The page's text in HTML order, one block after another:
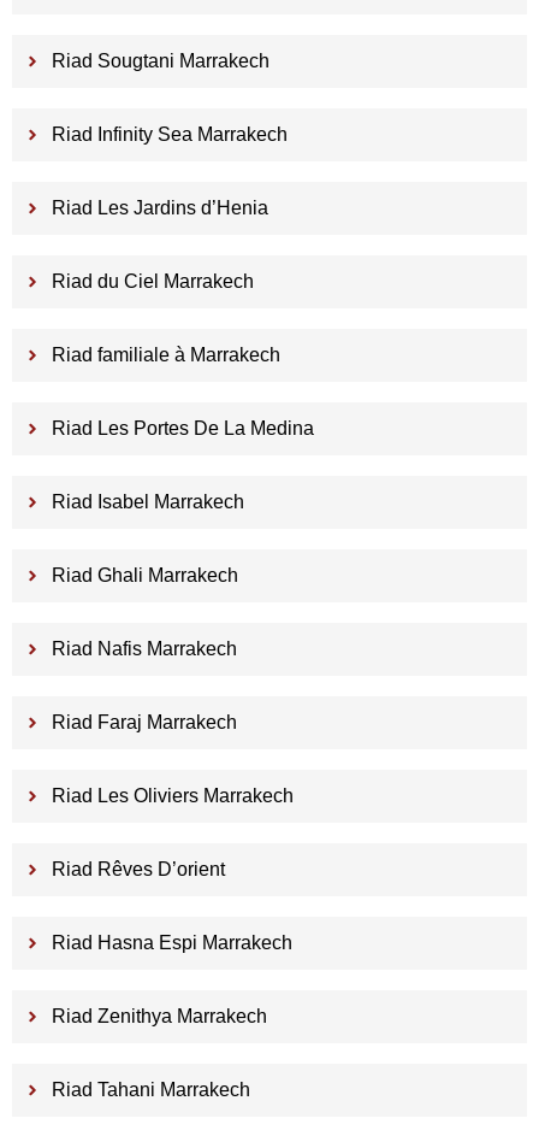
Riad Sougtani Marrakech
Riad Infinity Sea Marrakech
Riad Les Jardins d’Henia
Riad du Ciel Marrakech
Riad familiale à Marrakech
Riad Les Portes De La Medina
Riad Isabel Marrakech
Riad Ghali Marrakech
Riad Nafis Marrakech
Riad Faraj Marrakech
Riad Les Oliviers Marrakech
Riad Rêves D’orient
Riad Hasna Espi Marrakech
Riad Zenithya Marrakech
Riad Tahani Marrakech